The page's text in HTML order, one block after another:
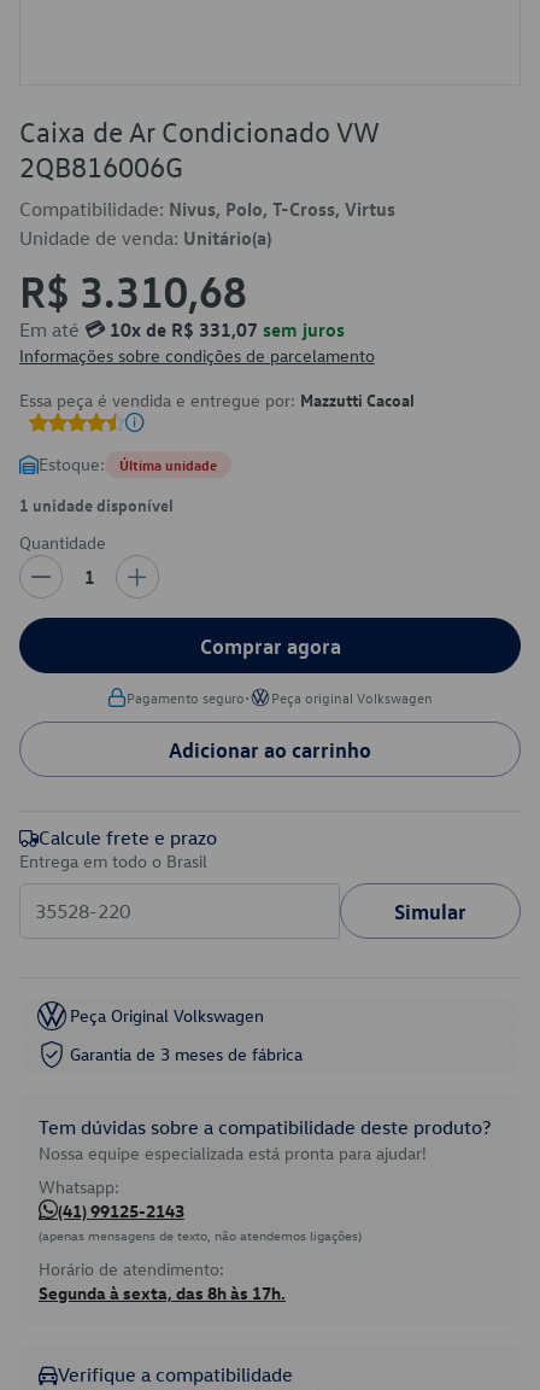
Caixa de Ar Condicionado VW
2QB816006G
Compatibilidade: Nivus, Polo, T-Cross, Virtus
Unidade de venda: Unitário(a)
R$ 3.310,68
Em até 💳 10x de R$ 331,07 sem juros
Informações sobre condições de parcelamento
Essa peça é vendida e entregue por: Mazzutti Cacoal
Estoque: Última unidade
1 unidade disponível
Quantidade
1
Comprar agora
Pagamento seguro• Peça original Volkswagen
Adicionar ao carrinho
Calcule frete e prazo
Entrega em todo o Brasil
Simular
Peça Original Volkswagen
Garantia de 3 meses de fábrica
Tem dúvidas sobre a compatibilidade deste produto?
Nossa equipe especializada está pronta para ajudar!
Whatsapp:
(41) 99125-2143
(apenas mensagens de texto, não atendemos ligações)
Horário de atendimento:
Segunda à sexta, das 8h às 17h.
Verifique a compatibilidade